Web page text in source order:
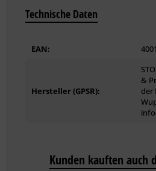
Technische Daten
EAN:
Hersteller (GPSR):
&
der
Kunden kauften auch